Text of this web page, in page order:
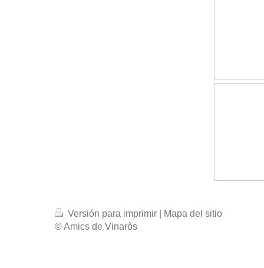
Versión para imprimir
Mapa del sitio
© Amics de Vinaròs